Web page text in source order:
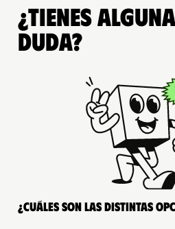
¿Tienes
duda?
¿Cuáles son las distintas